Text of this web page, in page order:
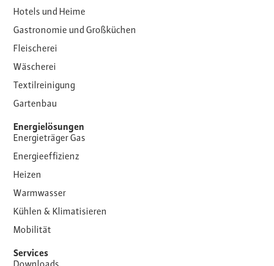
Hotels und Heime
Gastronomie und Großküchen
Fleischerei
Wäscherei
Textilreinigung
Gartenbau
Energielösungen
Energieträger Gas
Energieeffizienz
Heizen
Warmwasser
Kühlen & Klimatisieren
Mobilität
Services